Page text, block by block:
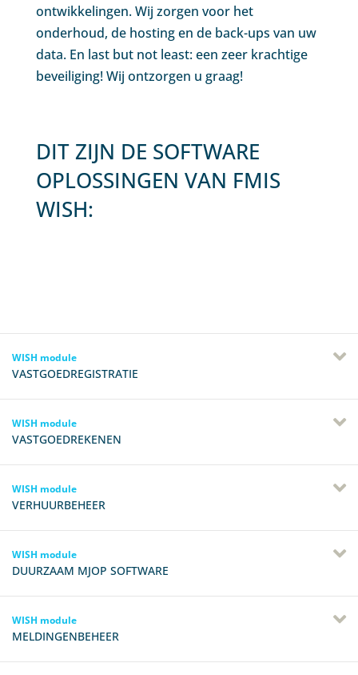
ontwikkelingen. Wij zorgen voor het
onderhoud, de hosting en de back-ups van uw
data. En last but not least: een zeer krachtige
beveiliging! Wij ontzorgen u graag!
DIT ZIJN DE SOFTWARE
OPLOSSINGEN VAN FMIS
WISH:
WISH module
VASTGOEDREGISTRATIE
WISH module
VASTGOEDREKENEN
WISH module
VERHUURBEHEER
WISH module
DUURZAAM MJOP SOFTWARE
WISH module
MELDINGENBEHEER